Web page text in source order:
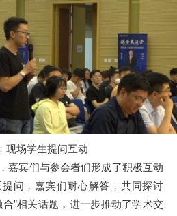
现场学生提问互动
嘉宾们与参会者们形成了积极互动
问，嘉宾们耐心解答，共同探讨
”相关话题，进一步推动了学术交